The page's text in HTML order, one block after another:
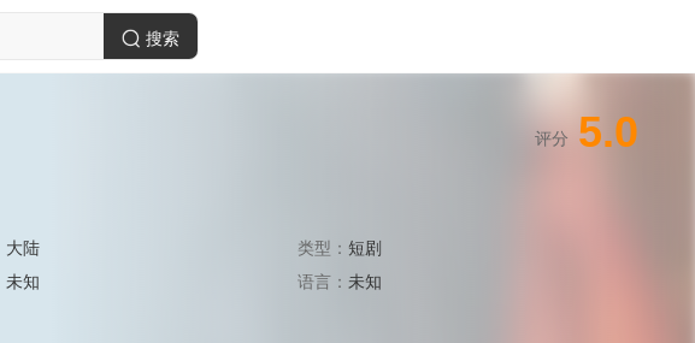
搜索
大陆 类型： 短剧
未知 语言： 未知
评分 5.0